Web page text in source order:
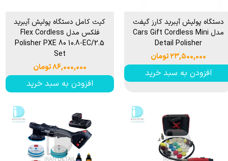
دستگاه پوليش آیبرید کارز گیفت
مدل Cars Gift Cordless Mini
Detail Polisher
۲۳,۵۰۰,۰۰۰ تومان
افزودن به سبد خرید
کیت کامل دستگاه پوليش آیبرید
فلکس مدل Flex Cordless
Polisher PXE 80 10.8-EC/2.5
Set
۸۶,۰۰۰,۰۰۰ تومان
افزودن به سبد خرید